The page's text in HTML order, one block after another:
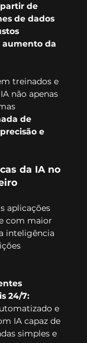
de
de dados
aumento da
treinados e
não apenas
de
e
da IA no
aplicações
com maior
inteligência
24/7:
e
IA capaz de
simples e